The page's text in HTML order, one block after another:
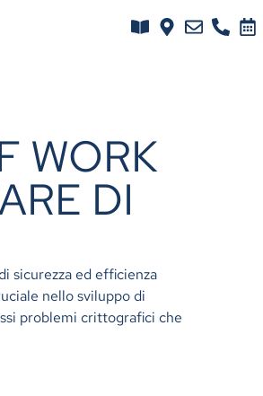
WORK
DI
sicurezza ed efficienza
nello sviluppo di
problemi crittografici che